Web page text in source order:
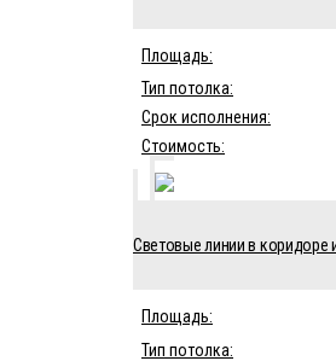
Площадь:
Тип потолка:
Срок исполнения:
Стоимость:
Световые линии в коридоре
Площадь:
Тип потолка: